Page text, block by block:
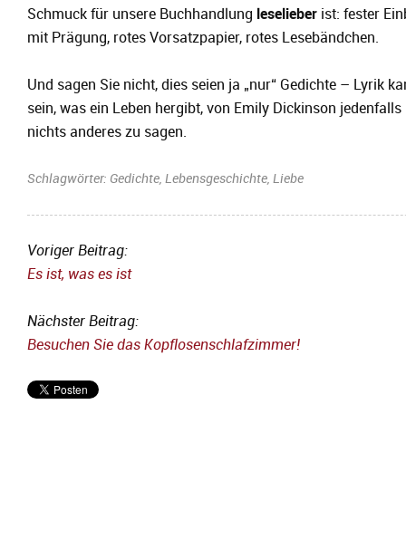
Schmuck für unsere Buchhandlung leselieber ist: fester
mit Prägung, rotes Vorsatzpapier, rotes Lesebändchen.
Und sagen Sie nicht, dies seien ja „nur“ Gedichte – Lyrik
sein, was ein Leben hergibt, von Emily Dickinson jedenfalls
nichts anderes zu sagen.
Schlagwörter: Gedichte, Lebensgeschichte, Liebe
Voriger Beitrag:
Es ist, was es ist
Nächster Beitrag:
Besuchen Sie das Kopflosenschlafzimmer!